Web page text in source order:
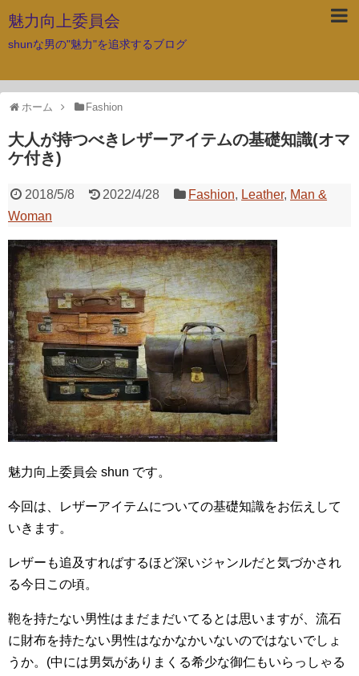
魅力向上委員会
shunな男の"魅力"を追求するブログ
ホーム Fashion
大人が持つべきレザーアイテムの基礎知識(オマ
ケ付き)
2018/5/8 2022/4/28 Fashion, Leather, Man &
Woman
魅力向上委員会 shun です。
今回は、レザーアイテムについての基礎知識をお伝えして
いきます。
レザーも追及すればするほど深いジャンルだと気づかされ
る今日この頃。
鞄を持たない男性はまだまだいてるとは思いますが、流石
に財布を持たない男性はなかなかいないのではないでしょ
うか。(中には男気がありまくる希少な御仁もいらっしゃる